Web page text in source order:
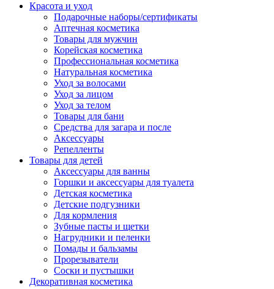
Красота и уход
Подарочные наборы/сертификаты
Аптечная косметика
Товары для мужчин
Корейская косметика
Профессиональная косметика
Натуральная косметика
Уход за волосами
Уход за лицом
Уход за телом
Товары для бани
Средства для загара и после
Аксессуары
Репелленты
Товары для детей
Аксессуары для ванны
Горшки и аксессуары для туалета
Детская косметика
Детские подгузники
Для кормления
Зубные пасты и щетки
Нагрудники и пеленки
Помады и бальзамы
Прорезыватели
Соски и пустышки
Декоративная косметика